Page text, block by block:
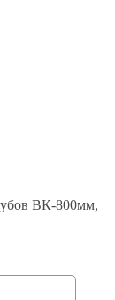
ВК-800мм,